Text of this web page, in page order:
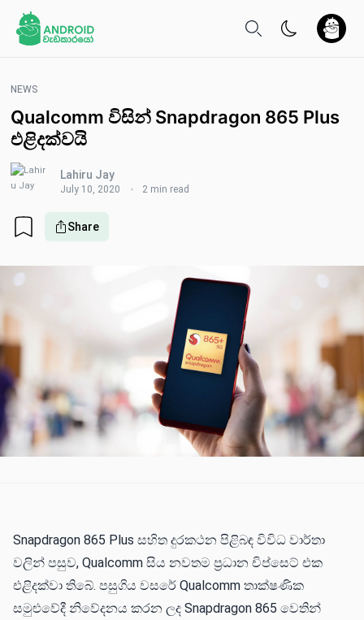
NEWS
Qualcomm විසින් Snapdragon 865 Plus
එළිදක්වයි
Lahiru Jay
July 10, 2020 2 min read
Share
Snapdragon 865 Plus සහිත දුරකථන පිළිබඳ විවිධ වාර්තා
වලින් පසුව, Qualcomm සිය නවතම ප්‍රධාන චිප්සෙට් එක
එළිදක්වා තිබේ. පසුගිය වසරේ Qualcomm තාක්ෂණික
සමුළුවේදී නිවේදනය කරන ලද Snapdragon 865 වෙතින්